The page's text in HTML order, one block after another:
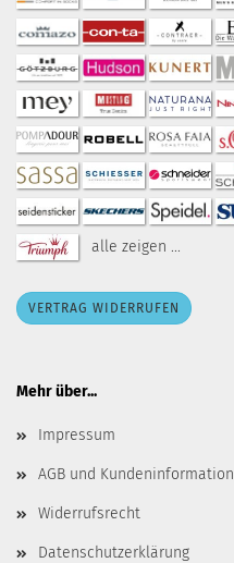
alle zeigen ...
VERTRAG WIDERRUFEN
Mehr über...
Impressum
AGB und Kundeninformation
Widerrufsrecht
Datenschutzerklärung